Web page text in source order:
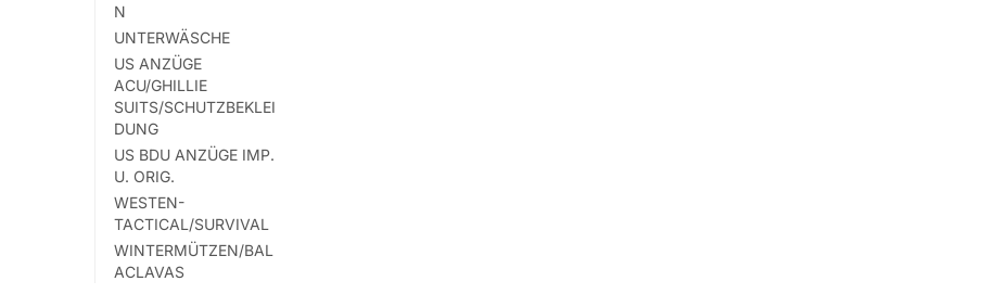
N
UNTERWÄSCHE
US ANZÜGE
ACU/GHILLIE
SUITS/SCHUTZBEKLEI
DUNG
US BDU ANZÜGE IMP.
U. ORIG.
WESTEN-
TACTICAL/SURVIVAL
WINTERMÜTZEN/BAL
ACLAVAS